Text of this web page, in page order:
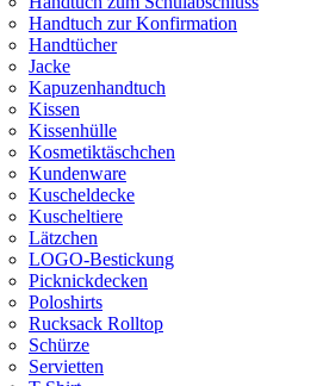
Handtuch zur Konfirmation
Handtücher
Jacke
Kapuzenhandtuch
Kissen
Kissenhülle
Kosmetiktäschchen
Kundenware
Kuscheldecke
Kuscheltiere
Lätzchen
LOGO-Bestickung
Picknickdecken
Poloshirts
Rucksack Rolltop
Schürze
Servietten